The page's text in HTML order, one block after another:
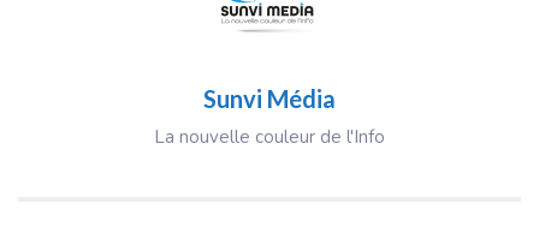
Sunvi Média
La nouvelle couleur de l'Info